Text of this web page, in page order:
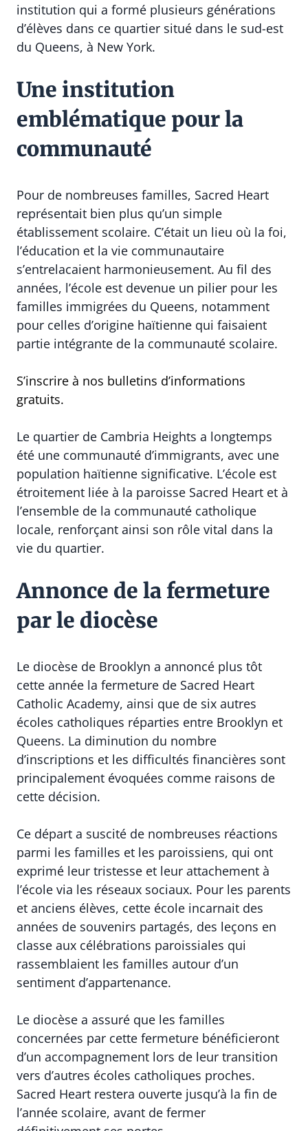
institution qui a formé plusieurs générations
d’élèves dans ce quartier situé dans le sud-est
du Queens, à New York.
Une institution
emblématique pour la
communauté
Pour de nombreuses familles, Sacred Heart
représentait bien plus qu’un simple
établissement scolaire. C’était un lieu où la foi,
l’éducation et la vie communautaire
s’entrelacaient harmonieusement. Au fil des
années, l’école est devenue un pilier pour les
familles immigrées du Queens, notamment
pour celles d’origine haïtienne qui faisaient
partie intégrante de la communauté scolaire.
S’inscrire à nos bulletins d’informations
gratuits.
Le quartier de Cambria Heights a longtemps
été une communauté d’immigrants, avec une
population haïtienne significative. L’école est
étroitement liée à la paroisse Sacred Heart et à
l’ensemble de la communauté catholique
locale, renforçant ainsi son rôle vital dans la
vie du quartier.
Annonce de la fermeture
par le diocèse
Le diocèse de Brooklyn a annoncé plus tôt
cette année la fermeture de Sacred Heart
Catholic Academy, ainsi que de six autres
écoles catholiques réparties entre Brooklyn et
Queens. La diminution du nombre
d’inscriptions et les difficultés financières sont
principalement évoquées comme raisons de
cette décision.
Ce départ a suscité de nombreuses réactions
parmi les familles et les paroissiens, qui ont
exprimé leur tristesse et leur attachement à
l’école via les réseaux sociaux. Pour les parents
et anciens élèves, cette école incarnait des
années de souvenirs partagés, des leçons en
classe aux célébrations paroissiales qui
rassemblaient les familles autour d’un
sentiment d’appartenance.
Le diocèse a assuré que les familles
concernées par cette fermeture bénéficieront
d’un accompagnement lors de leur transition
vers d’autres écoles catholiques proches.
Sacred Heart restera ouverte jusqu’à la fin de
l’année scolaire, avant de fermer